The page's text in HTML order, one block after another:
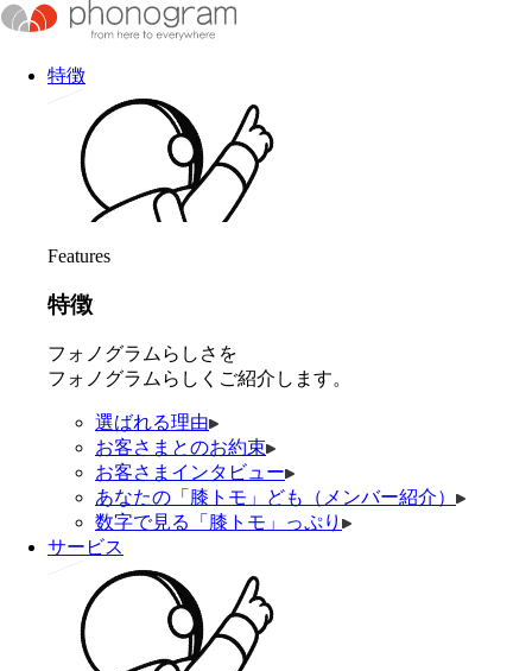
特徴
Features
特徴
フォノグラムらしさを
フォノグラムらしくご紹介します。
選ばれる理由
お客さまとのお約束
お客さまインタビュー
あなたの「膝トモ」ども（メンバー紹介）
数字で見る「膝トモ」っぷり
サービス